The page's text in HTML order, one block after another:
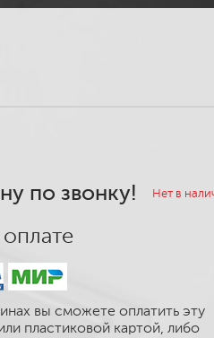
по звонку! Нет в
вы сможете оплатить эту
пластиковой картой, либо